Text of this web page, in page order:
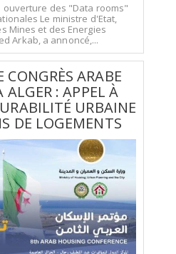
ouverture des "Data rooms"
Le ministre d'Etat,
Mines et des Energies
Arkab, a annoncé,...
CONGRÈS ARABE
: APPEL À
URBAINE
DE LOGEMENTS